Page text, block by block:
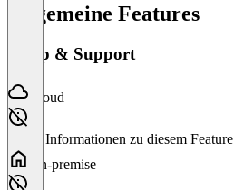
Allgemeine Features
Setup & Support
Cloud
Keine Informationen zu diesem Feature
On-premise